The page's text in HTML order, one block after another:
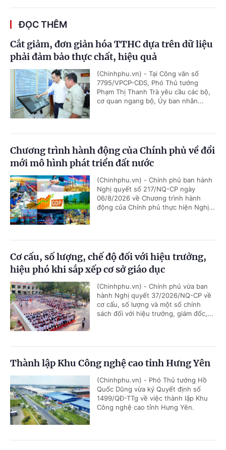
ĐỌC THÊM
Cắt giảm, đơn giản hóa TTHC dựa trên dữ liệu
phải đảm bảo thực chất, hiệu quả
(Chinhphu.vn) - Tại Công văn số
7795/VPCP-CĐS, Phó Thủ tướng
Phạm Thị Thanh Trà yêu cầu các bộ,
cơ quan ngang bộ, Ủy ban nhân...
Chương trình hành động của Chính phủ về đổi
mới mô hình phát triển đất nước
(Chinhphu.vn) - Chính phủ ban hành
Nghị quyết số 217/NQ-CP ngày
06/8/2026 về Chương trình hành
động của Chính phủ thực hiện Nghị...
Cơ cấu, số lượng, chế độ đối với hiệu trưởng,
hiệu phó khi sắp xếp cơ sở giáo dục
(Chinhphu.vn) - Chính phủ vừa ban
hành Nghị quyết 37/2026/NQ-CP về
cơ cấu, số lượng và một số chính
sách đối với hiệu trưởng, giám đốc,...
Thành lập Khu Công nghệ cao tỉnh Hưng Yên
(Chinhphu.vn) - Phó Thủ tướng Hồ
Quốc Dũng vừa ký Quyết định số
1499/QĐ-TTg về việc thành lập Khu
Công nghệ cao tỉnh Hưng Yên.